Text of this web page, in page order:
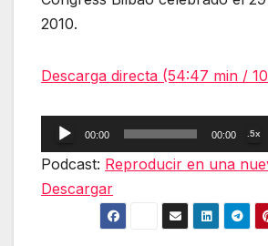
2010.
Descarga directa (54:47 min /
Reproductor
de
00:00 00:00 .5x
Podcast: Reproducir en una
Descargar